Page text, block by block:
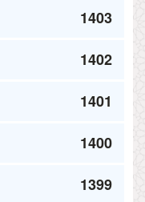
1403
1402
1401
1400
1399